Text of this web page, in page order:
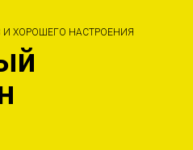
ХОРОШЕГО НАСТРОЕНИЯ